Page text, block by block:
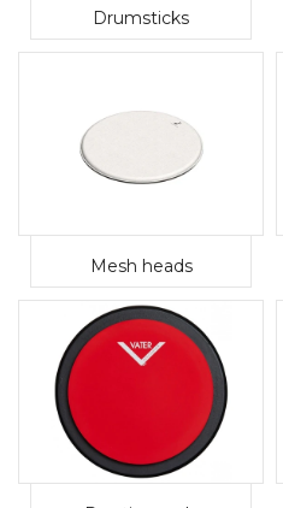
Drumsticks
Mesh heads